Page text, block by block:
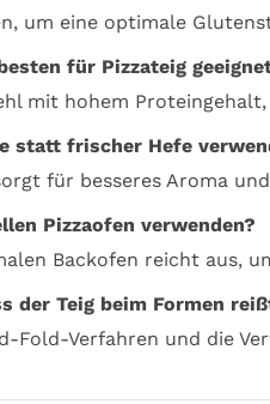
um eine optimale
für Pizzateig
mit hohem
statt frischer Hefe
für besseres Aroma
Pizzaofen verwenden?
Backofen reicht aus,
der Teig beim Formen
Fold-Verfahren und die